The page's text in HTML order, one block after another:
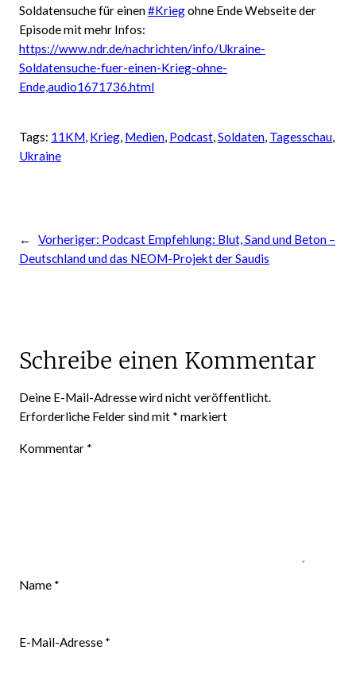
Soldatensuche für einen#Kriegohne Ende Webseite der
Episode mit mehr Infos:
https://www.ndr.de/nachrichten/info/Ukraine-
Soldatensuche-fuer-einen-Krieg-ohne-
Ende,audio1671736.html
Tags: 11KM, Krieg, Medien, Podcast, Soldaten, Tagesschau
Ukraine
← Vorheriger: Podcast Empfehlung: Blut, Sand und Beton –
Deutschland und das NEOM-Projekt der Saudis
Schreibe einen Kommentar
Deine E-Mail-Adresse wird nicht veröffentlicht.
Erforderliche Felder sind mit * markiert
Kommentar *
Name *
E-Mail-Adresse *